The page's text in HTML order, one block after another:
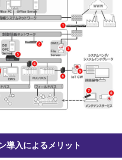
導入によるメリット